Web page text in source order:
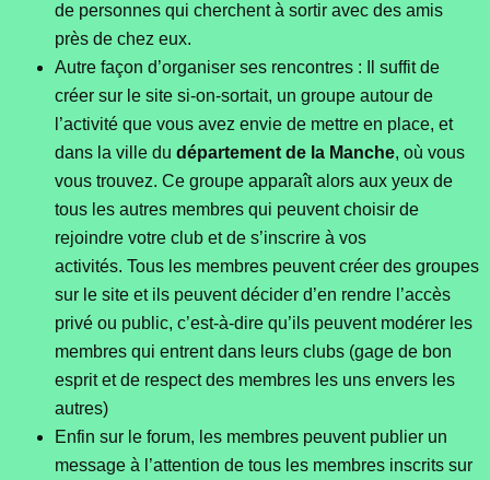
de personnes qui cherchent à sortir avec des amis
près de chez eux.
Autre façon d’organiser ses rencontres : Il suffit de
créer sur le site si-on-sortait, un groupe autour de
l’activité que vous avez envie de mettre en place, et
dans la ville du département de la Manche, où vous
vous trouvez. Ce groupe apparaît alors aux yeux de
tous les autres membres qui peuvent choisir de
rejoindre votre club et de s’inscrire à vos
activités. Tous les membres peuvent créer des groupes
sur le site et ils peuvent décider d’en rendre l’accès
privé ou public, c’est-à-dire qu’ils peuvent modérer les
membres qui entrent dans leurs clubs (gage de bon
esprit et de respect des membres les uns envers les
autres)
Enfin sur le forum, les membres peuvent publier un
message à l’attention de tous les membres inscrits sur